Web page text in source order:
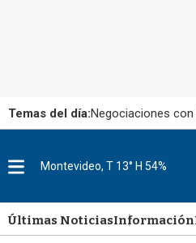
Temas del día:Negociaciones con
u
Montevideo, T 13° H 54%
Últimas NoticiasInformación